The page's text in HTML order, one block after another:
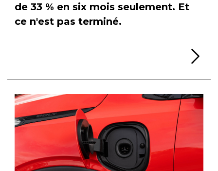
de 33 % en six mois seulement. Et
ce n'est pas terminé.